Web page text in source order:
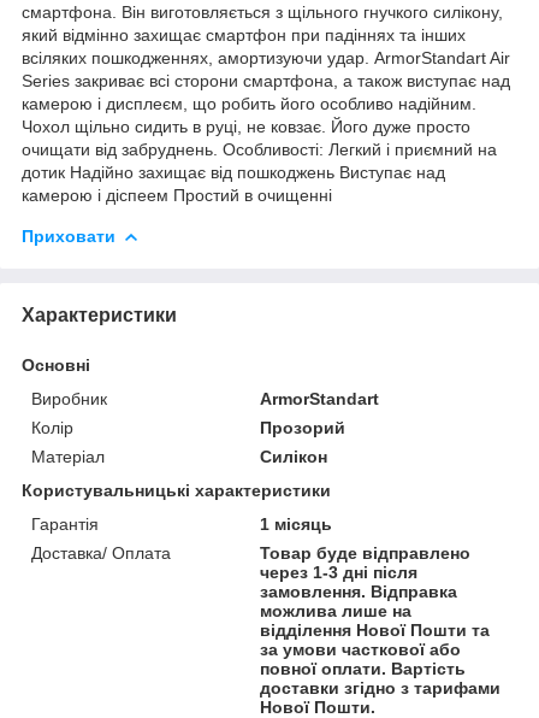
смартфона. Він виготовляється з щільного гнучкого силікону,
який відмінно захищає смартфон при падіннях та інших
всіляких пошкодженнях, амортизуючи удар. ArmorStandart Air
Series закриває всі сторони смартфона, а також виступає над
камерою і дисплеєм, що робить його особливо надійним.
Чохол щільно сидить в руці, не ковзає. Його дуже просто
очищати від забруднень. Особливості: Легкий і приємний на
дотик Надійно захищає від пошкоджень Виступає над
камерою і діспеем Простий в очищенні
Приховати
Характеристики
Основні
Виробник
ArmorStandart
Колір
Прозорий
Матеріал
Силікон
Користувальницькі характеристики
Гарантія
1 місяць
Доставка/ Оплата
Товар буде відправлено
через 1-3 дні після
замовлення. Відправка
можлива лише на
відділення Нової Пошти та
за умови часткової або
повної оплати. Вартість
доставки згідно з тарифами
Нової Пошти.